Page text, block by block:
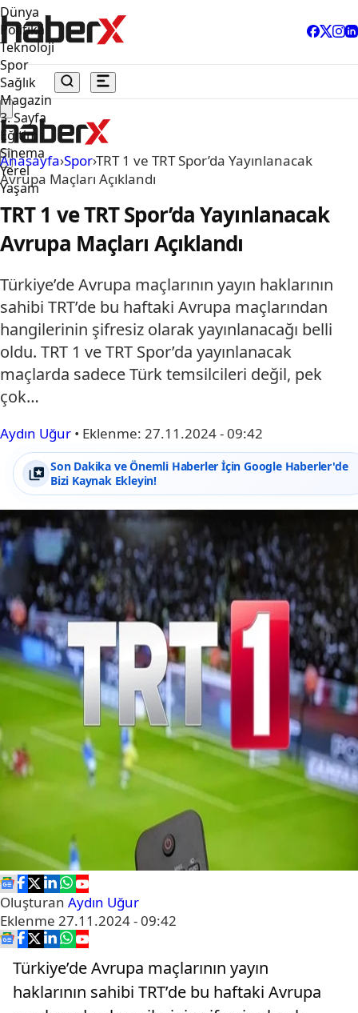
Dünya
Politika
Teknoloji
Spor
Sağlık
Magazin
3. Sayfa
Eğitim
Sinema
Yerel
Yaşam
Anasayfa›Spor›TRT 1 ve TRT Spor’da Yayınlanacak
Avrupa Maçları Açıklandı
TRT 1 ve TRT Spor’da Yayınlanacak
Avrupa Maçları Açıklandı
Türkiye’de Avrupa maçlarının yayın haklarının
sahibi TRT’de bu haftaki Avrupa maçlarından
hangilerinin şifresiz olarak yayınlanacağı belli
oldu. TRT 1 ve TRT Spor’da yayınlanacak
maçlarda sadece Türk temsilcileri değil, pek
çok…
Aydın Uğur • Eklenme: 27.11.2024 - 09:42
Son Dakika ve Önemli Haberler İçin Google Haberler'de
Bizi Kaynak Ekleyin!
Oluşturan Aydın Uğur
Eklenme 27.11.2024 - 09:42
Türkiye’de Avrupa maçlarının yayın
haklarının sahibi TRT’de bu haftaki Avrupa